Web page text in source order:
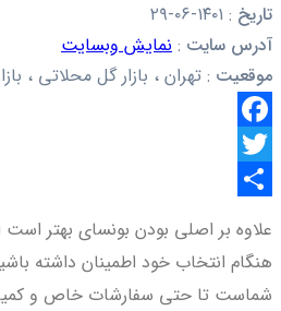
تاریخ :
آدرس سایت : نمایش وبسایت
موقعیت : تهران ، بازار گل محلاتی ،
Facebook
Twitter
گذاری
علاوه بر اصلی بودن بونسای بهتر است
هنگام انتخاب خود اطمینان داشته
شماست تا حتی سفارشات خاص و